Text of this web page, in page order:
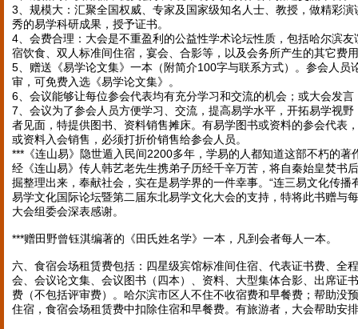
3、规模大：汇聚全国权威、专家及国家级知名人士、教授，做精彩
秀的易学科研成果，授予证书。
4、会费合理：大会是不重盈利的公益性学术论坛性质，包括哈尔滨
宿饮食、双人标准间住宿，宴会、合影等，以及会务所产生的其它费
5、赠送《易学论文集》一本（附简介100字与联系方式）。参会人员
审，可免费入选《易学论文集》。
6、会议能够让每位参会代表均有充分学习和交流的机会；或大会发
7、会议为了参会人员方便学习、交流，提高易学水平，开拓易学视
者见面，特提供图书、资料销售摊床。有易学图书或资料的参会代表
或资料入会销售，必须打折价销售给参会人员。
***《连山易》隐世遁入民间2200多年，学易的人都知道这部不朽的著
经《连山易》传人韩艺老先生携弟子历经千辛万苦，将自秦始皇焚书
掘整理出来，奉献社会，实在是易学界的一件幸事。“连三易文化传播
易学文化国际论坛暨第二届东北易学文化大会的支持，特将此书赠与
大会组委会深表感谢。
***赠田野曾钰淇编著的《田氏姓名学》一本，凡到会者每人一本。
六、食宿会场租赁费包括：四星级宾馆标准间住宿、代表证书费、全
会、会议论文集、会议图书（四本）、资料、大型集体合影、出席证
费（不包括评审费）。哈尔滨市区人不住不收宿费和早餐费；帮助没
住宿，食宿会场租赁费中扣除住宿和早餐费。有旅游者，大会帮助安